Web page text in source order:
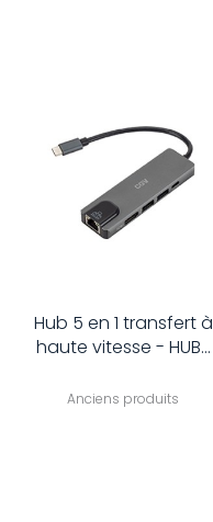
Hub 5 en 1 transfert à
haute vitesse - HUB...
Anciens produits